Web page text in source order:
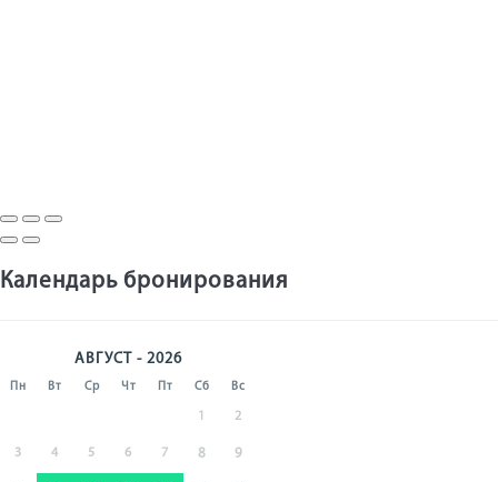
Календарь бронирования
АВГУСТ - 2026
Пн Вт Ср Чт Пт Сб Вс
1 2
3 4 5 6 7 8 9